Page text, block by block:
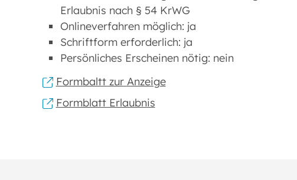
Erlaubnis nach § 54 KrWG
Onlineverfahren möglich: ja
Schriftform erforderlich: ja
Persönliches Erscheinen nötig: nein
Formbaltt zur Anzeige
Formblatt Erlaubnis